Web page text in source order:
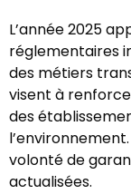
L’année 2025
réglementaires
des métiers
visent à
des
volonté de
actualisées.